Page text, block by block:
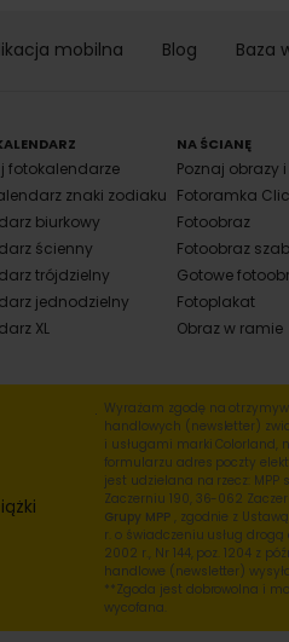
mobilna Blog Baza
fotokalendarze
znaki zodiaku
biurkowy
ścienny
trójdzielny
jednodzielny
XL
NA ŚCIANĘ
Poznaj obrazy
Fotoramka
Fotoobraz
Fotoobraz
Gotowe
Fotoplakat
Obraz w ramie
Wyrażam zgodę na
handlowych (newsletter)
i usługami marki Colorland,
formularzu adres poczty
jest udzielana na rzecz: MPP
Zaczerniu 190, 36-062
Grupy MPP, zgodnie z
r. o świadczeniu usług drogą
2002 r., Nr 144, poz. 1204 z
handlowe (newsletter)
**Zgoda jest dobrowolna i
wycofana.